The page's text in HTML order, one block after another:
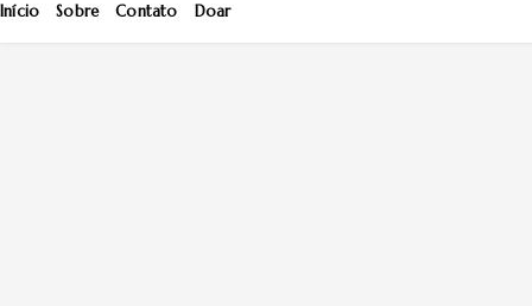
Início Sobre Contato Doar